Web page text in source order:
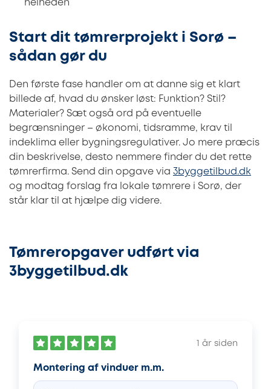
helheden
Start dit tømrerprojekt i Sorø –
sådan gør du
Den første fase handler om at danne sig et klart
billede af, hvad du ønsker løst: Funktion? Stil?
Materialer? Sæt også ord på eventuelle
begrænsninger – økonomi, tidsramme, krav til
indeklima eller bygningsregulativer. Jo mere præcis
din beskrivelse, desto nemmere finder du det rette
tømrerfirma. Send din opgave via 3byggetilbud.dk
og modtag forslag fra lokale tømrere i Sorø, der
står klar til at hjælpe dig videre.
Tømreropgaver udført via
3byggetilbud.dk
1 år siden
Montering af vinduer m.m.